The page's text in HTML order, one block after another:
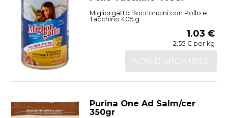
Migliorgatto Bocconcini con Pollo e
Tacchino 405 g
1.03 €
2.55 € per kg
NON DISPONIBILE
Purina One Ad Salm/cer
350gr